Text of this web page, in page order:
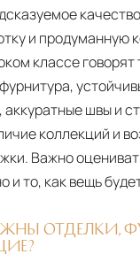
и продуманную
классе говорят
швы и
коллекций и
Важно
и то, как вещь
ОТДЕЛКИ,